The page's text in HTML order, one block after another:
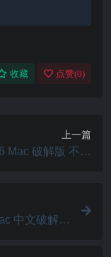
收藏 点赞(0)
上一篇
Mac 破解版 不同
中文破解版